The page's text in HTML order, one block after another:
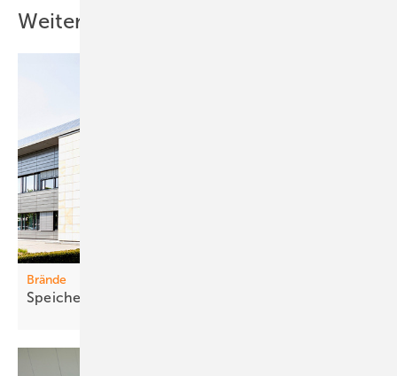
Weitere Inhalte
Brände
Speich er sic her und zuverlässig